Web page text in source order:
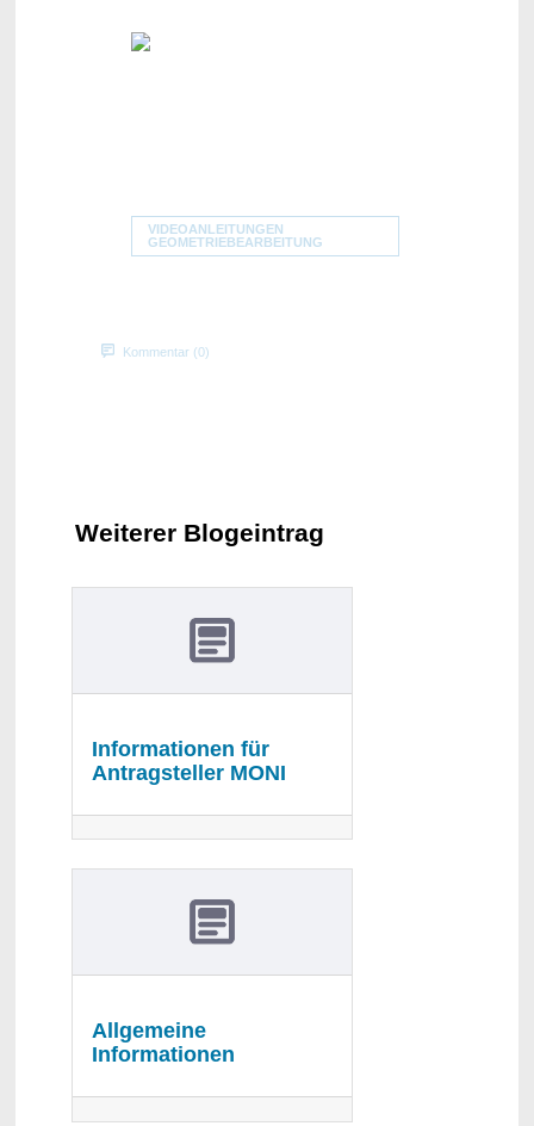
VIDEOANLEITUNGEN
GEOMETRIEBEARBEITUNG
Kommentar (0)
Weiterer Blogeintrag
Informationen für
Antragsteller MONI
Allgemeine
Informationen